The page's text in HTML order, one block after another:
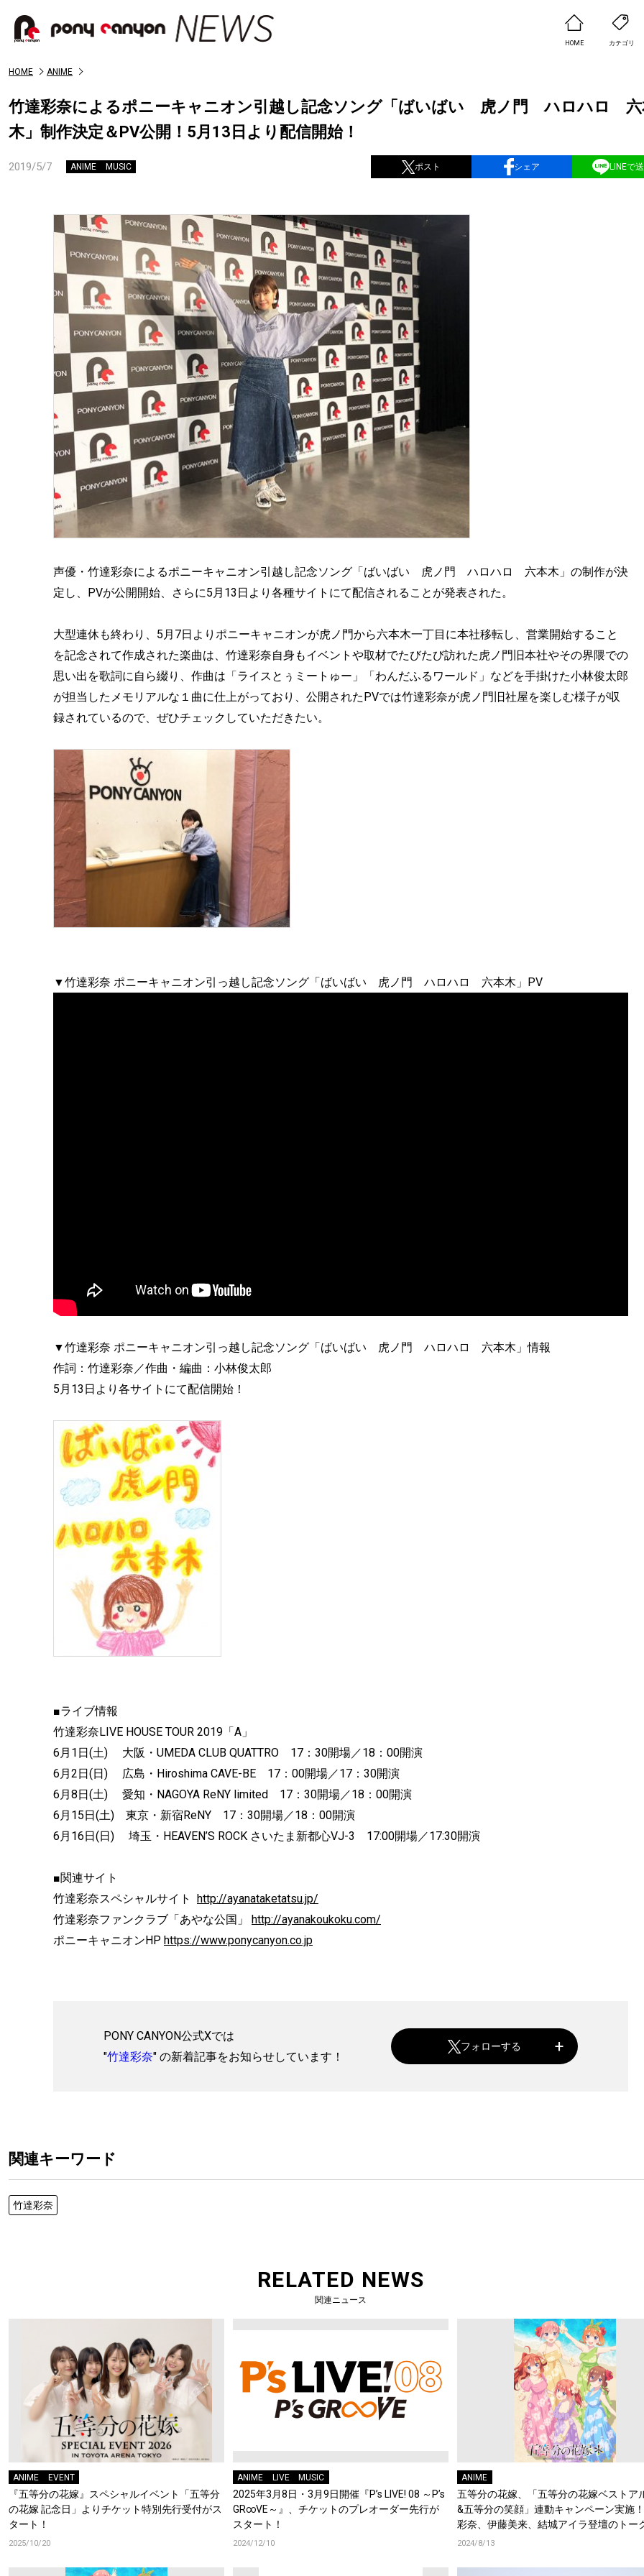
HOME カテゴリ
HOME ANIME
竹達彩奈によるポニーキャニオン引越し記念ソング「ばいばい 虎ノ門 ハロハロ 六
木」制作決定＆PV公開！5月13日より配信開始！
2019/5/7 ANIME MUSIC ポスト シェア LINEで
声優・竹達彩奈によるポニーキャニオン引越し記念ソング「ばいばい 虎ノ門 ハロハロ 六本木」の制作が決
定し、PVが公開開始、さらに5月13日より各種サイトにて配信されることが発表された。
大型連休も終わり、5月7日よりポニーキャニオンが虎ノ門から六本木一丁目に本社移転し、営業開始すること
を記念されて作成された楽曲は、竹達彩奈自身もイベントや取材でたびたび訪れた虎ノ門旧本社やその界隈での
思い出を歌詞に自ら綴り、作曲は「ライスとぅミートゅー」「わんだふるワールド」などを手掛けた小林俊太郎
が担当したメモリアルな１曲に仕上がっており、公開されたPVでは竹達彩奈が虎ノ門旧社屋を楽しむ様子が収
録されているので、ぜひチェックしていただきたい。
▼竹達彩奈 ポニーキャニオン引っ越し記念ソング「ばいばい 虎ノ門 ハロハロ 六本木」PV
▼竹達彩奈 ポニーキャニオン引っ越し記念ソング「ばいばい 虎ノ門 ハロハロ 六本木」情報
作詞：竹達彩奈／作曲・編曲：小林俊太郎
5月13日より各サイトにて配信開始！
■ライブ情報
竹達彩奈LIVE HOUSE TOUR 2019「A」
6月1日(土) 大阪・UMEDA CLUB QUATTRO 17：30開場／18：00開演
6月2日(日) 広島・Hiroshima CAVE-BE 17：00開場／17：30開演
6月8日(土) 愛知・NAGOYA ReNY limited 17：30開場／18：00開演
6月15日(土) 東京・新宿ReNY 17：30開場／18：00開演
6月16日(日) 埼玉・HEAVEN’S ROCK さいたま新都心VJ-3 17:00開場／17:30開演
■関連サイト
竹達彩奈スペシャルサイト http://ayanataketatsu.jp/
竹達彩奈ファンクラブ「あやな公国」 http://ayanakoukoku.com/
ポニーキャニオンHP https://www.ponycanyon.co.jp
PONY CANYON公式Xでは
"竹達彩奈" の新着記事をお知らせしています！
フォローする
関連キーワード
竹達彩奈
RELATED NEWS
関連ニュース
ANIME EVENT
『五等分の花嫁』スペシャルイベント「五等分
の花嫁 記念日」よりチケット特別先行受付がス
タート！
2025/10/20
ANIME LIVE MUSIC
2025年3月8日・3月9日開催『P’s LIVE! 08 ～P’s
GR∞VE～』、チケットのプレオーダー先行が
スタート！
2024/12/10
ANIME
五等分の花嫁、「五等分の花嫁ベストア
&五等分の笑顔」連動キャンペーン実施
彩奈、伊藤美来、結城アイラ登壇のトー
ントへのご招待や豪華景品ゲットのチャ
2024/8/13